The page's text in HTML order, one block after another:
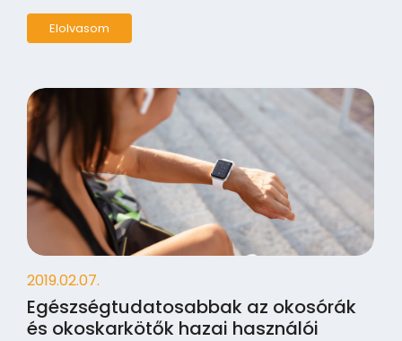
Elolvasom
2019.02.07.
Egészségtudatosabbak az okosórák
és okoskarkötők hazai használói